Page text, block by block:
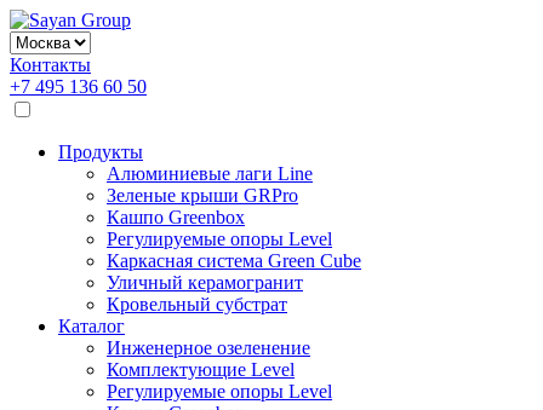
Контакты
+7 495 136 60 50
Продукты
Алюминиевые лаги Line
Зеленые крыши GRPro
Кашпо Greenbox
Регулируемые опоры Level
Каркасная система Green Cube
Уличный керамогранит
Кровельный субстрат
Каталог
Инженерное озеленение
Комплектующие Level
Регулируемые опоры Level